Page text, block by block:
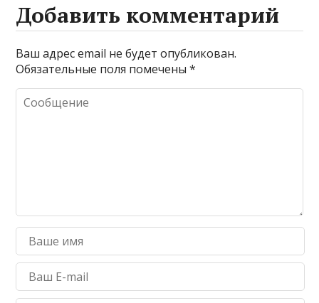
Добавить комментарий
Ваш адрес email не будет опубликован.
Обязательные поля помечены*